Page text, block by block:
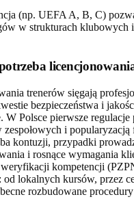
(np. UEFA A, B, C)
w strukturach klubowych i
trenerów sięgają
bezpieczeństwa i
W Polsce pierwsze regulacje
i popularyzacją
kontuzji, przypadki
i rosnące wymagania
kompetencji
od lokalnych kursów, przez
rozbudowane